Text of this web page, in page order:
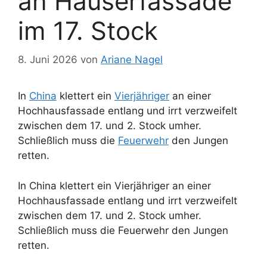
im 17. Stock
8. Juni 2026 von Ariane Nagel
In China klettert ein Vierjähriger an einer
Hochhausfassade entlang und irrt verzweifelt
zwischen dem 17. und 2. Stock umher.
Schließlich muss die Feuerwehr den Jungen
retten.
In China klettert ein Vierjähriger an einer
Hochhausfassade entlang und irrt verzweifelt
zwischen dem 17. und 2. Stock umher.
Schließlich muss die Feuerwehr den Jungen
retten.